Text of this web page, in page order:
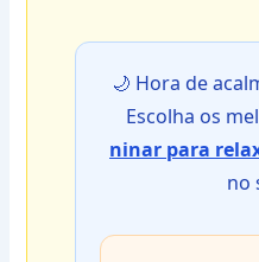
🌙 Hora de
Escolha os
ninar para
no